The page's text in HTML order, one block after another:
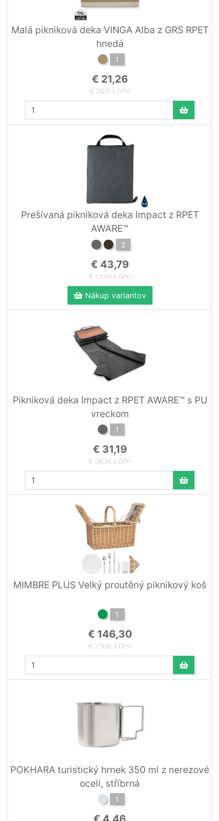
Malá pikniková deka VINGA Alba z GRS RPET
hnedá
1
€ 21,26
€ 26,15 s DPH
Prešívaná pikniková deka Impact z RPET
AWARE™
2
€ 43,79
€ 53,86 s DPH
Nákup variantov
Pikniková deka Impact z RPET AWARE™ s PU
vreckom
1
€ 31,19
€ 38,36 s DPH
MIMBRE PLUS Velký proutěný piknikový koš
1
€ 146,30
€ 179,95 s DPH
POKHARA turistický hrnek 350 ml z nerezové
oceli, stříbrná
1